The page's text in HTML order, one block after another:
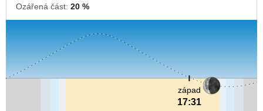
Ozářená část: 20 %
západ
17:31